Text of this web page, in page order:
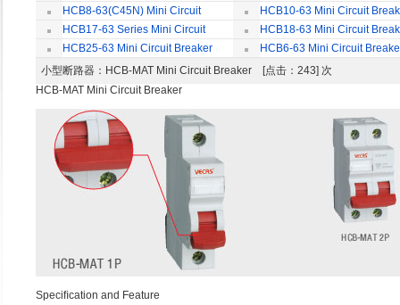
HCB8-63(C45N) Mini Circuit
Breaker
HCB10-63 Mini Circuit
HCB17-63 Series Mini Circuit
Breaker
HCB18-63 Mini Circuit
HCB25-63 Mini Circuit Breaker
HCB6-63 Mini Circuit
小型断路器 ：HCB-MAT Mini Circuit Breaker [点击：243] 次
HCB-MAT Mini Circuit Breaker
Speciﬁcation and Feature